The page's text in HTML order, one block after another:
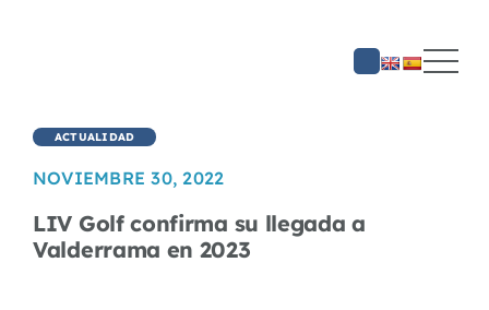
ACTUALIDAD
NOVIEMBRE 30, 2022
LIV Golf confirma su llegada a
Valderrama en 2023